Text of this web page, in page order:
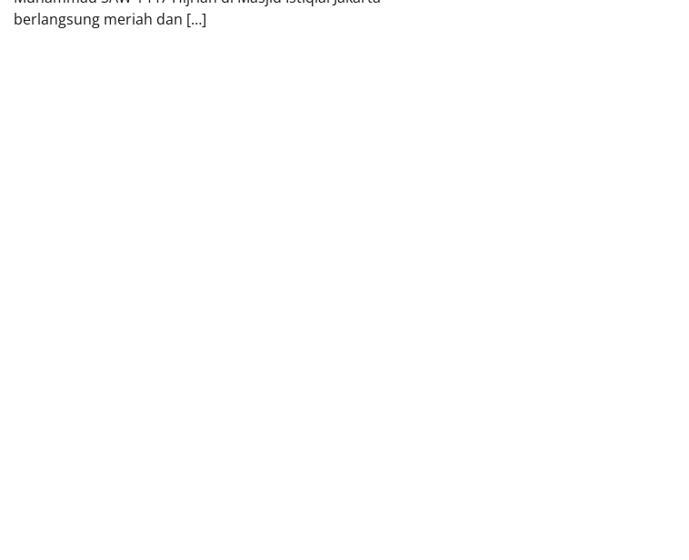
berlangsung meriah dan […]